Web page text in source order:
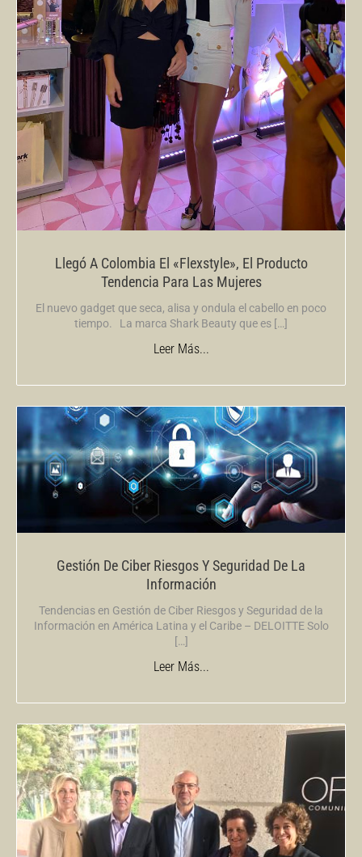
Llegó A Colombia El «Flexstyle», El Producto
Tendencia Para Las Mujeres
El nuevo gadget que seca, alisa y ondula el cabello en poco
tiempo. La marca Shark Beauty que es […]
Leer Más...
Gestión De Ciber Riesgos Y Seguridad De La
Información
Tendencias en Gestión de Ciber Riesgos y Seguridad de la
Información en América Latina y el Caribe – DELOITTE Solo
[…]
Leer Más...